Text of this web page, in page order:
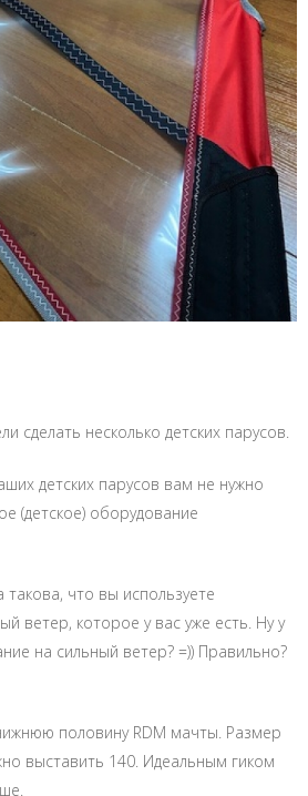
сделать несколько детских парусов.
детских парусов вам не нужно
(детское) оборудование
такова, что вы используете
ветер, которое у вас уже есть. Ну у
на сильный ветер? =)) Правильно?
половину RDM мачты. Размер
выставить 140. Идеальным гиком